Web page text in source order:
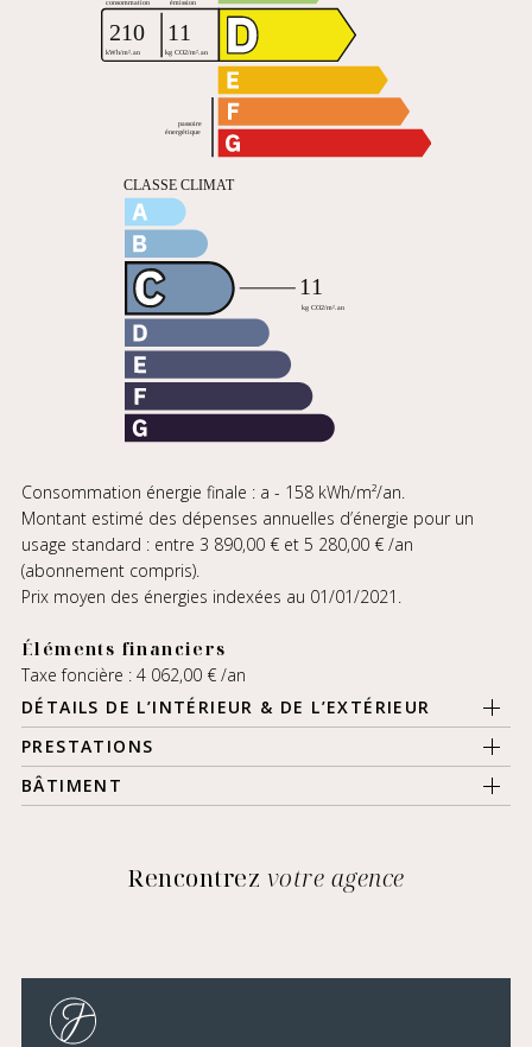
Consommation énergie finale : a - 158 kWh/m²/an.
Montant estimé des dépenses annuelles d’énergie pour un
usage standard : entre 3 890,00 € et 5 280,00 € /an
(abonnement compris).
Prix moyen des énergies indexées au 01/01/2021.
Éléments financiers
Taxe foncière : 4 062,00 € /an
DÉTAILS DE L’INTÉRIEUR & DE L’EXTÉRIEUR
PRESTATIONS
BÂTIMENT
Rencontrez votre agence